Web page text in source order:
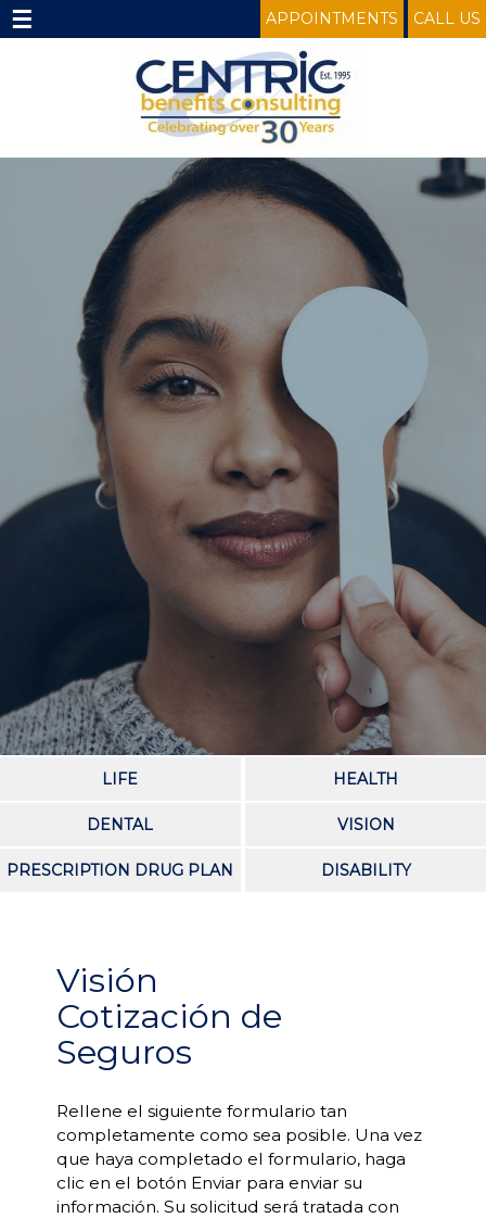
☰ APPOINTMENTS CALL US
LIFE HEALTH
DENTAL VISION
PRESCRIPTION DRUG PLAN DISABILITY
Visión
Cotización de
Seguros
Rellene el siguiente formulario tan
completamente como sea posible. Una vez
que haya completado el formulario, haga
clic en el botón Enviar para enviar su
información. Su solicitud será tratada con